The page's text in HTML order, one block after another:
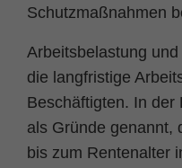
Schutzmaßnahmen
Arbeitsbelastung
die langfristige
Beschäftigten. In der
als Gründe genannt,
bis zum Rentenalter